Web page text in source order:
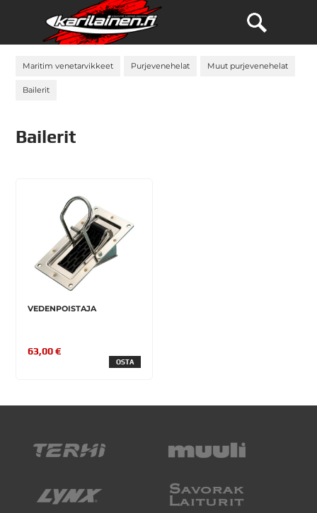
Maritim venetarvikkeet Purjevenehelat Muut purjevenehelat
Bailerit
Bailerit
VEDENPOISTAJA
63,00 €
OSTA